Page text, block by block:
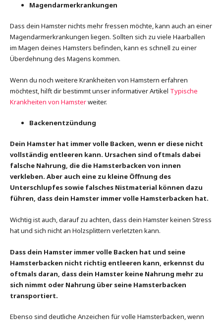
Magendarmerkrankungen
Dass dein Hamster nichts mehr fressen möchte, kann auch an einer
Magendarmerkrankungen liegen. Sollten sich zu viele Haarballen
im Magen deines Hamsters befinden, kann es schnell zu einer
Überdehnung des Magens kommen.
Wenn du noch weitere Krankheiten von Hamstern erfahren
möchtest, hilft dir bestimmt unser informativer Artikel Typische
Krankheiten von Hamsterweiter.
Backenentzündung
Dein Hamster hat immer volle Backen, wenn er diese nicht
vollständig entleeren kann. Ursachen sind oftmals dabei
falsche Nahrung, die die Hamsterbacken von innen
verkleben. Aber auch eine zu kleine Öffnung des
Unterschlupfes sowie falsches Nistmaterial können dazu
führen, dass dein Hamster immer volle Hamsterbacken hat.
Wichtig ist auch, darauf zu achten, dass dein Hamster keinen Stress
hat und sich nicht an Holzsplittern verletzten kann.
Dass dein Hamster immer volle Backen hat und seine
Hamsterbacken nicht richtig entleeren kann, erkennst du
oftmals daran, dass dein Hamster keine Nahrung mehr zu
sich nimmt oder Nahrung über seine Hamsterbacken
transportiert.
Ebenso sind deutliche Anzeichen für volle Hamsterbacken, wenn